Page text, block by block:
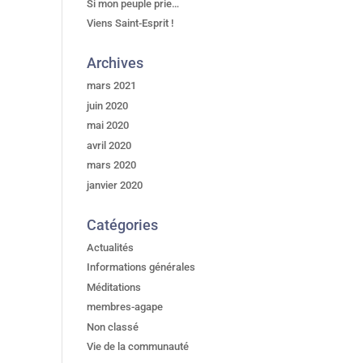
Si mon peuple prie…
Viens Saint-Esprit !
Archives
mars 2021
juin 2020
mai 2020
avril 2020
mars 2020
janvier 2020
Catégories
Actualités
Informations générales
Méditations
membres-agape
Non classé
Vie de la communauté